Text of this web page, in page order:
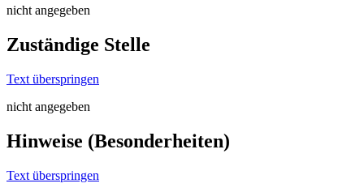
nicht angegeben
Zuständige Stelle
Text überspringen
nicht angegeben
Hinweise (Besonderheiten)
Text überspringen